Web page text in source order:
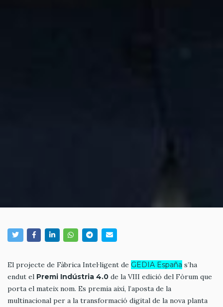
El projecte de Fàbrica Intel·ligent de GEDIA España s’ha
endut el Premi Indústria 4.0 de la VIII edició del Fòrum que
porta el mateix nom. Es premia així, l’aposta de la
multinacional per a la transformació digital de la nova planta